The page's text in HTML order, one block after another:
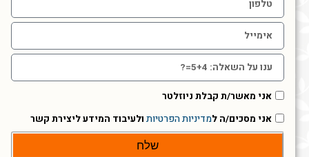
אני מאשר/ת קבלת ניוזלטר
אני מסכים/ה למדיניות הפרטיות ולעיבוד המידע ליצירת קשר
שלח